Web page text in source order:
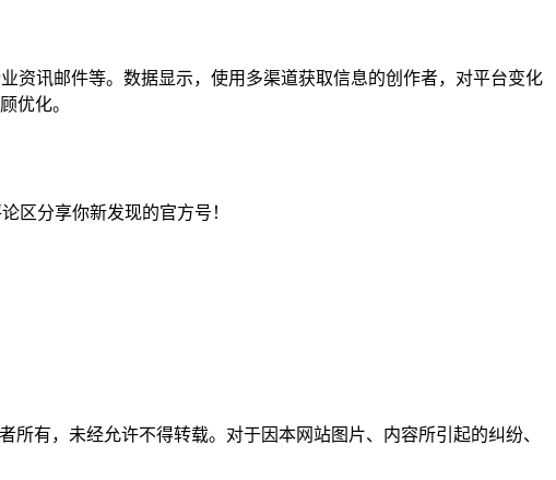
资讯邮件等。数据显示，使用多渠道获取信息的创作者，对平台变化
优化。
区分享你新发现的官方号！
有，未经允许不得转载。对于因本网站图片、内容所引起的纠纷、